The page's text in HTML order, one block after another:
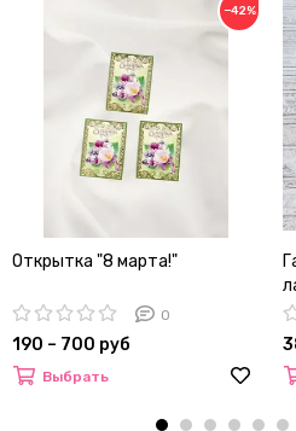
−42%
Открытка "8 марта!"
0
190 – 700 руб
Выбрать